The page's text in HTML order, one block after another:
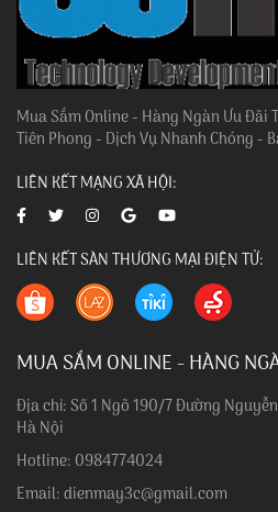
Mua Sắm Online - Hàng Ngàn Ưu Đãi
Tiên Phong - Dịch Vụ Nhanh Chóng -
LIÊN KẾT MẠNG XÃ HỘI:
LIÊN KẾT SÀN THƯƠNG MẠI ĐIỆN TỬ:
MUA SẮM ONLINE - HÀNG
Địa chỉ: Số 1 Ngõ 190/7 Đường
Hà Nội
Hotline: 0984774024
Email: dienmay3c@gmail.com